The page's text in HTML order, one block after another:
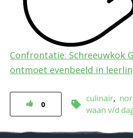
Confrontatie: Schreeuwkok
ontmoet evenbeeld in
0
culinair
waan v/d